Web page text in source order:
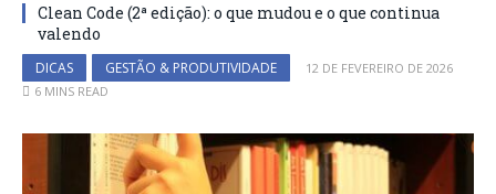
Clean Code (2ª edição): o que mudou e o que continua
valendo
DICAS GESTÃO & PRODUTIVIDADE
12 DE FEVEREIRO DE 2026
6 MINS READ